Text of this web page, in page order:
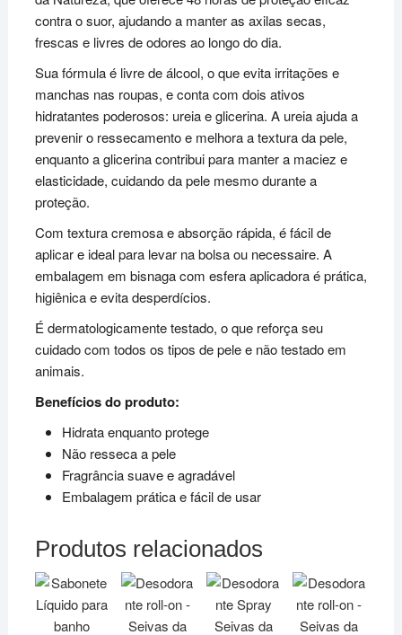
contra o suor, ajudando a manter as axilas secas,
frescas e livres de odores ao longo do dia.
Sua fórmula é livre de álcool, o que evita irritações e
manchas nas roupas, e conta com dois ativos
hidratantes poderosos: ureia e glicerina. A ureia ajuda a
prevenir o ressecamento e melhora a textura da pele,
enquanto a glicerina contribui para manter a maciez e
elasticidade, cuidando da pele mesmo durante a
proteção.
Com textura cremosa e absorção rápida, é fácil de
aplicar e ideal para levar na bolsa ou necessaire. A
embalagem em bisnaga com esfera aplicadora é prática,
higiênica e evita desperdícios.
É dermatologicamente testado, o que reforça seu
cuidado com todos os tipos de pele e não testado em
animais.
Benefícios do produto:
Hidrata enquanto protege
Não resseca a pele
Fragrância suave e agradável
Embalagem prática e fácil de usar
Produtos relacionados